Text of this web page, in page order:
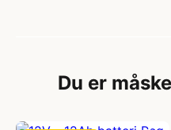
Du er